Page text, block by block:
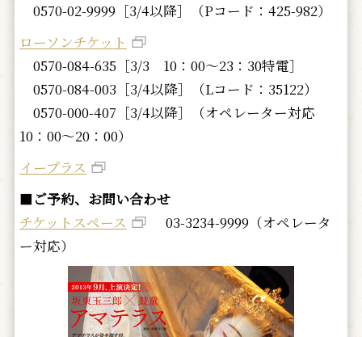
0570-02-9999［3/4以降］（Pコード：425-982）
ローソンチケット
0570-084-635［3/3 10：00～23：30特電］
0570-084-003［3/4以降］（Lコード：35122）
0570-000-407［3/4以降］（オペレーター対応
10：00～20：00）
イープラス
■ ご予約、お問い合わせ
チケットスペース
03-3234-9999（オペレータ
ー対応）